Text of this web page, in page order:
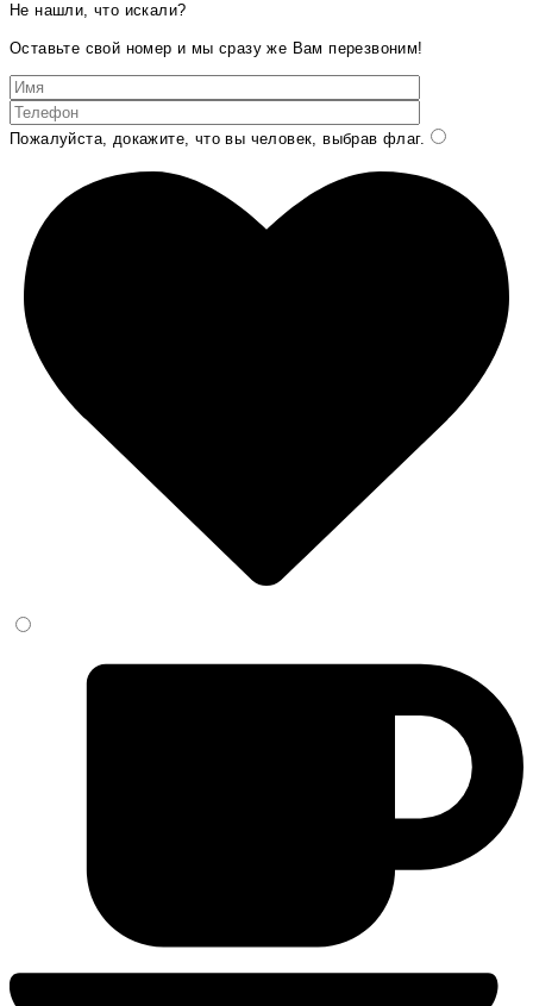
Не нашли, что искали?
Оставьте свой номер и мы сразу же Вам перезвоним!
Пожалуйста, докажите, что вы человек, выбрав флаг.